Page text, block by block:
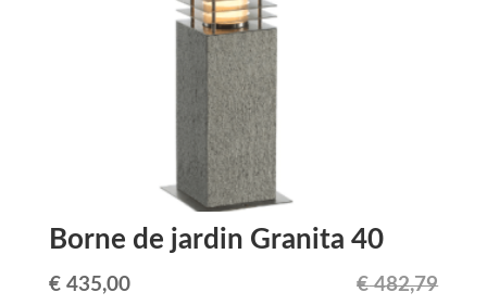
Borne de jardin Granita 40
€482,79
Le
€435,00Le